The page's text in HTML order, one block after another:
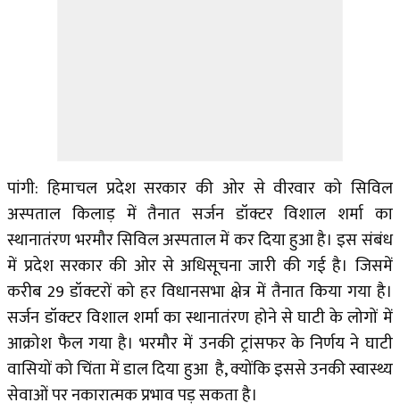
पांगी: हिमाचल प्रदेश सरकार की ओर से वीरवार को सिविल
अस्पताल किलाड़ में तैनात सर्जन डॉक्टर विशाल शर्मा का
स्थानातंरण भरमौर सिविल अस्पताल में कर दिया हुआ है। इस संबंध
में प्रदेश सरकार की ओर से अ​धिसूचना जारी की गई है। जिसमें
करीब 29 डॉक्टरों को हर विधानसभा क्षेत्र में तैनात किया गया है।
सर्जन डॉक्टर विशाल शर्मा का स्थानातंरण होने से घाटी के लोगों में
आक्रोश फैल गया है। भरमौर में उनकी ट्रांसफर के निर्णय ने घाटी
वासियों को चिंता में डाल दिया हुआ है, क्योंकि इससे उनकी स्वास्थ्य
सेवाओं पर नकारात्मक प्रभाव पड़ सकता है।